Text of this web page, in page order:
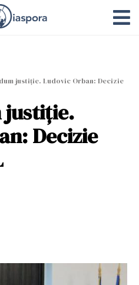
justiție. Ludovic Orban: Decizie
justiție.
Decizie